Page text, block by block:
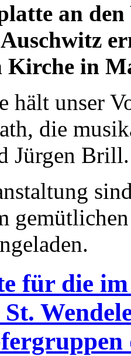
an
Kirche in
hält unser
die
Jürgen Brill.
für die